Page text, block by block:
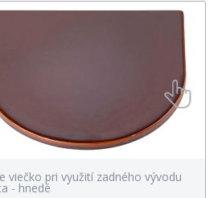
viečko pri využití zadného vývodu
- hnedé